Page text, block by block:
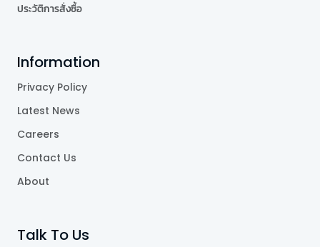
ประวัติการสั่งซื้อ
Information
Privacy Policy
Latest News
Careers
Contact Us
About
Talk To Us